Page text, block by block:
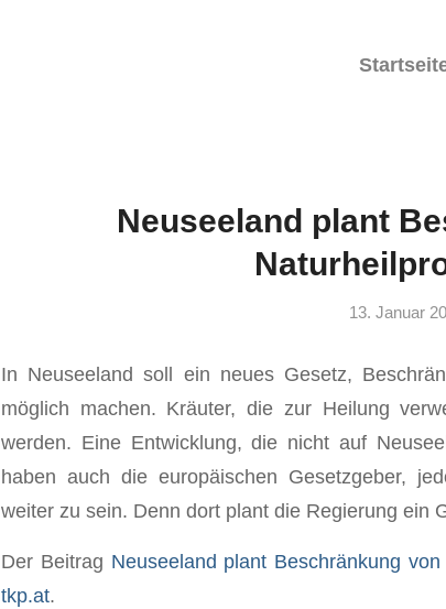
Neuseeland plant
13. Januar
In Neuseeland soll ein neues Gesetz,
möglich machen. Kräuter, die zur Heilung
werden. Eine Entwicklung, die nicht auf
haben auch die europäischen Gesetzgeber,
weiter zu sein. Denn dort plant die Regierung ein
Der Beitrag Neuseeland plant Beschränkung
tkp.at.